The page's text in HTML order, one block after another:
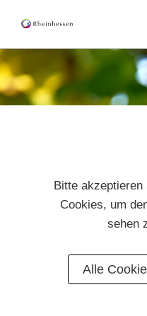
Shop
Bitte
Cookies, um
sehen
Alle